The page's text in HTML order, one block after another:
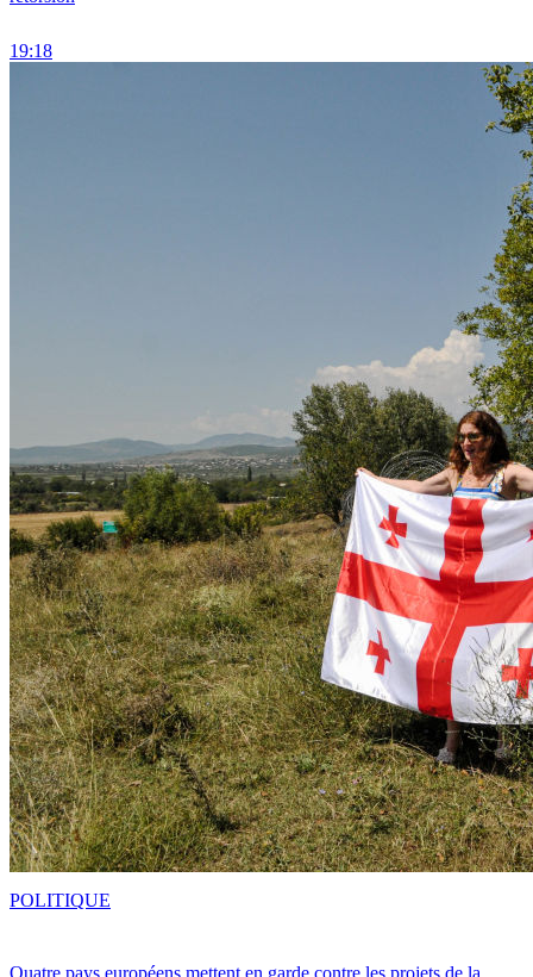
19:18
Quatre pays européens mettent en garde contre les projets de la
POLITIQUE